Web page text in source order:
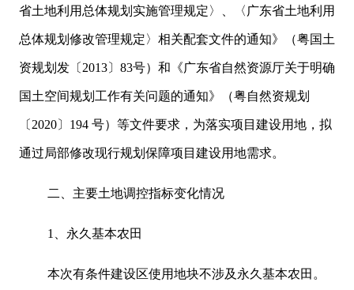
省土地利用总体规划实施管理规定〉、〈广东省土地利用
总体规划修改管理规定〉相关配套文件的通知》（粤国土
资规划发〔2013〕83号）和《广东省自然资源厅关于明确
国土空间规划工作有关问题的通知》（粤自然资规划
〔2020〕194 号）等文件要求，为落实项目建设用地，拟
通过局部修改现行规划保障项目建设用地需求。
二、主要土地调控指标变化情况
1、永久基本农田
本次有条件建设区使用地块不涉及永久基本农田。